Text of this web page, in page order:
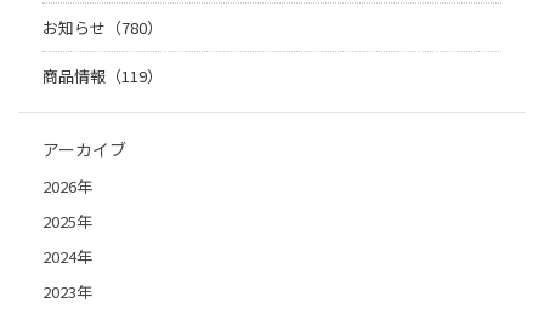
お知らせ（780）
商品情報（119）
アーカイブ
2026年
2025年
2024年
2023年